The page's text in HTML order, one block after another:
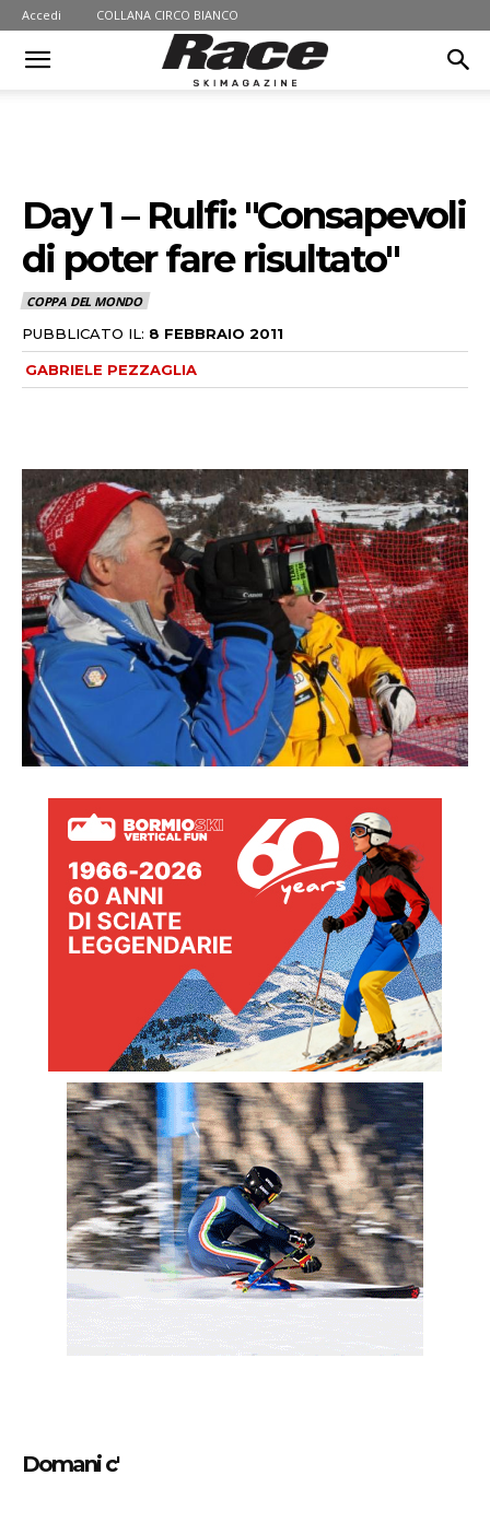
Accedi COLLANA CIRCO BIANCO
Day 1 – Rulfi: "Consapevoli
di poter fare risultato"
COPPA DEL MONDO
PUBBLICATO IL: 8 FEBBRAIO 2011
GABRIELE PEZZAGLIA
Domani c'